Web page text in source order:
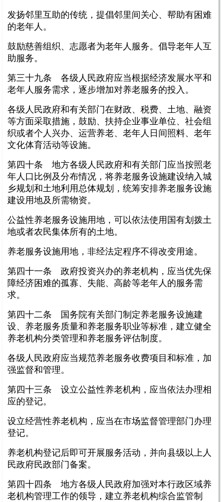
发扬邻里互助的传统，提倡邻里间关心、帮助有困难
的老年人。
鼓励慈善组织、志愿者为老年人服务。倡导老年人互
助服务。
第三十九条 各级人民政府应当根据经济发展水平和
老年人服务需求，逐步增加对养老服务的投入。
各级人民政府和有关部门在财政、税费、土地、融资
等方面采取措施，鼓励、扶持企业事业单位、社会组
织或者个人兴办、运营养老、老年人日间照料、老年
文化体育活动等设施。
第四十条 地方各级人民政府和有关部门应当按照老
年人口比例及分布情况，将养老服务设施建设纳入城
乡规划和土地利用总体规划，统筹安排养老服务设施
建设用地及所需物资。
公益性养老服务设施用地，可以依法使用国有划拨土
地或者农民集体所有的土地。
养老服务设施用地，非经法定程序不得改变用途。
第四十一条 政府投资兴办的养老机构，应当优先保
障经济困难的孤寡、失能、高龄等老年人的服务需
求。
第四十二条 国务院有关部门制定养老服务设施建
设、养老服务质量和养老服务职业等标准，建立健全
养老机构分类管理和养老服务评估制度。
各级人民政府应当规范养老服务收费项目和标准，加
强监督和管理。
第四十三条 设立公益性养老机构，应当依法办理相
应的登记。
设立经营性养老机构，应当在市场监督管理部门办理
登记。
养老机构登记后即可开展服务活动，并向县级以上人
民政府民政部门备案。
第四十四条 地方各级人民政府加强对本行政区域养
老机构管理工作的领导，建立养老机构综合监管制